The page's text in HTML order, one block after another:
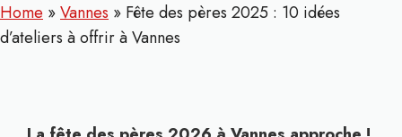
Home »Vannes » Fête des pères 2025 : 10 idées
d’ateliers à offrir à Vannes